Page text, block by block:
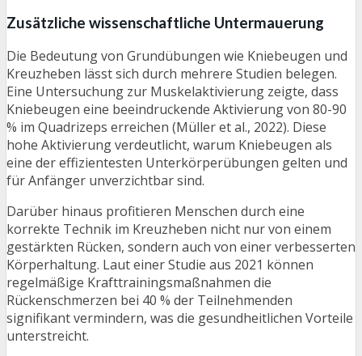
Zusätzliche wissenschaftliche Untermauerung
Die Bedeutung von Grundübungen wie Kniebeugen und
Kreuzheben lässt sich durch mehrere Studien belegen.
Eine Untersuchung zur Muskelaktivierung zeigte, dass
Kniebeugen eine beeindruckende Aktivierung von 80-90
% im Quadrizeps erreichen (Müller et al., 2022). Diese
hohe Aktivierung verdeutlicht, warum Kniebeugen als
eine der effizientesten Unterkörperübungen gelten und
für Anfänger unverzichtbar sind.
Darüber hinaus profitieren Menschen durch eine
korrekte Technik im Kreuzheben nicht nur von einem
gestärkten Rücken, sondern auch von einer verbesserten
Körperhaltung. Laut einer Studie aus 2021 können
regelmäßige Krafttrainingsmaßnahmen die
Rückenschmerzen bei 40 % der Teilnehmenden
signifikant vermindern, was die gesundheitlichen Vorteile
unterstreicht.